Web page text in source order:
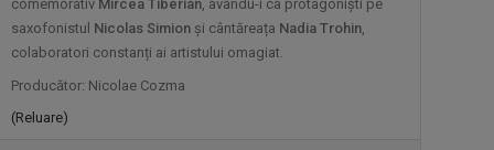
„Actul 0” este o emisiune de televiziune
comemorativ Mircea Tiberian, avându-i ca protagoniști pe
saxofonistul Nicolas Simionși cântăreața Nadia Trohin,
colaboratori constanți ai artistului omagiat.
Producător: Nicolae Cozma
(Reluare)